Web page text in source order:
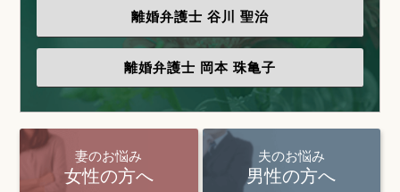
離婚弁護士 谷川 聖治
離婚弁護士 岡本 珠亀子
妻のお悩み
女性の方へ
夫のお悩み
男性の方へ